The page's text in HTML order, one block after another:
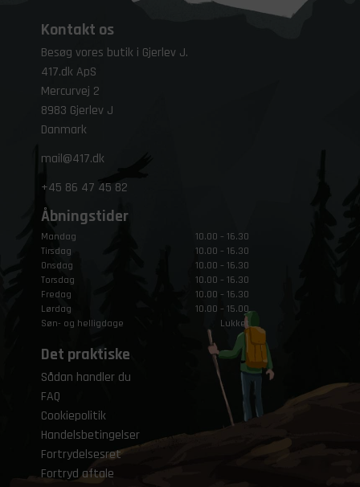
Kontakt os
Besøg vores butik i Gjerlev J.
417.dk ApS
Mercurvej 2
8983 Gjerlev J
Danmark
mail@417.dk
+45 86 47 45 82
Åbningstider
Mandag
10.00 – 16.30
Tirsdag
10.00 – 16.30
Onsdag
10.00 – 16.30
Torsdag
10.00 – 16.30
Fredag
10.00 – 16.30
Lørdag
10.00 – 15.00
Søn- og helligdage
Lukket
Det praktiske
Sådan handler du
FAQ
Cookiepolitik
Handelsbetingelser
Fortrydelsesret
Fortryd aftale